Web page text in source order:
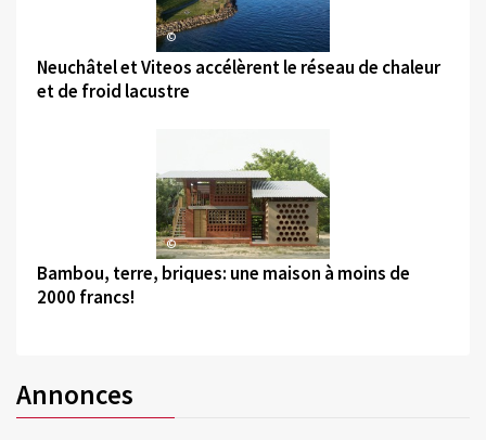
©
Neuchâtel et Viteos accélèrent le réseau de chaleur
et de froid lacustre
©
Bambou, terre, briques: une maison à moins de
2000 francs!
Annonces